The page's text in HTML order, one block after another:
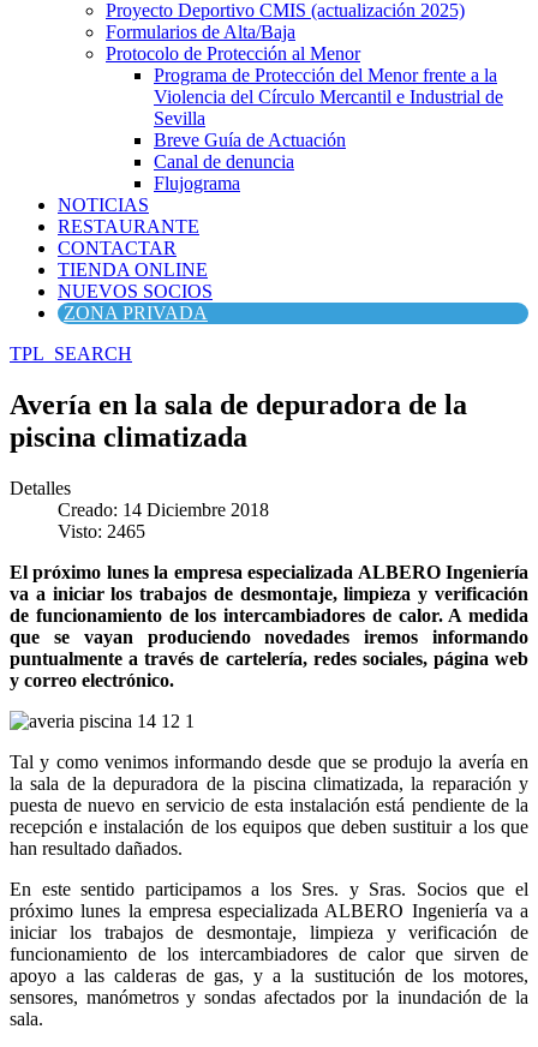
Proyecto Deportivo CMIS (actualización 2025)
Formularios de Alta/Baja
Protocolo de Protección al Menor
Programa de Protección del Menor frente a la
Violencia del Círculo Mercantil e Industrial de
Sevilla
Breve Guía de Actuación
Canal de denuncia
Flujograma
NOTICIAS
RESTAURANTE
CONTACTAR
TIENDA ONLINE
NUEVOS SOCIOS
ZONA PRIVADA
TPL_SEARCH
Avería en la sala de depuradora de la
piscina climatizada
Detalles
Creado: 14 Diciembre 2018
Visto: 2465
El próximo lunes la empresa especializada ALBERO Ingeniería
va a iniciar los trabajos de desmontaje, limpieza y verificación
de funcionamiento de los intercambiadores de calor. A medida
que se vayan produciendo novedades iremos informando
puntualmente a través de cartelería, redes sociales, página web
y correo electrónico.
Tal y como venimos informando desde que se produjo la avería en
la sala de la depuradora de la piscina climatizada, la reparación y
puesta de nuevo en servicio de esta instalación está pendiente de la
recepción e instalación de los equipos que deben sustituir a los que
han resultado dañados.
En este sentido participamos a los Sres. y Sras. Socios que el
próximo lunes la empresa especializada ALBERO Ingeniería va a
iniciar los trabajos de desmontaje, limpieza y verificación de
funcionamiento de los intercambiadores de calor que sirven de
apoyo a las calderas de gas, y a la sustitución de los motores,
sensores, manómetros y sondas afectados por la inundación de la
sala.